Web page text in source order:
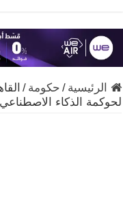
الرئيسية / حكومة /
لحوكمة الذكاء الاصطناعي